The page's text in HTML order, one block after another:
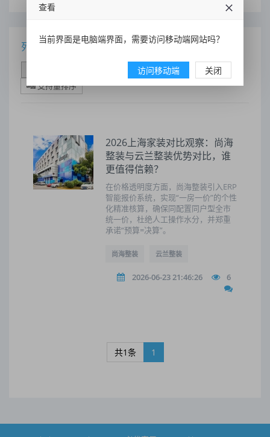
列表
评论排序
评分排序
支持量排序
2026上海家装对比观察：尚海
整装与云兰整装优势对比，谁
更值得信赖？
在价格透明度方面，尚海整装引入ERP
智能报价系统，实现“一房一价”的个性
化精准核算，确保同配置同户型全市
统一价，杜绝人工操作水分，并郑重
承诺“预算=决算”。
尚海整装 云兰整装
2026-06-23 21:46:26 6
共1条 1
查看
当前界面是电脑端界面，需要访问移动端网站吗？
访问移动端 关闭